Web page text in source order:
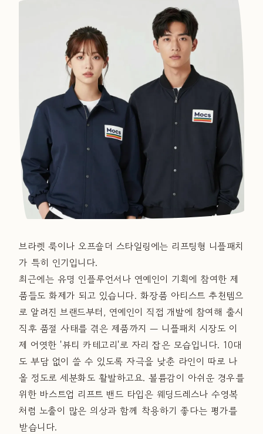
브라렛 룩이나 오프숄더 스타일링에는 리프팅형 니플패치
가 특히 인기입니다.
최근에는 유명 인플루언서나 연예인이 기획에 참여한 제
품들도 화제가 되고 있습니다. 화장품 아티스트 추천템으
로 알려진 브랜드부터, 연예인이 직접 개발에 참여해 출시
직후 품절 사태를 겪은 제품까지 — 니플패치 시장도 이
제 어엿한 '뷰티 카테고리'로 자리 잡은 모습입니다. 10대
도 부담 없이 쓸 수 있도록 자극을 낮춘 라인이 따로 나
올 정도로 세분화도 활발하고요. 볼륨감이 아쉬운 경우를
위한 바스트업 리프트 밴드 타입은 웨딩드레스나 수영복
처럼 노출이 많은 의상과 함께 착용하기 좋다는 평가를
받습니다.